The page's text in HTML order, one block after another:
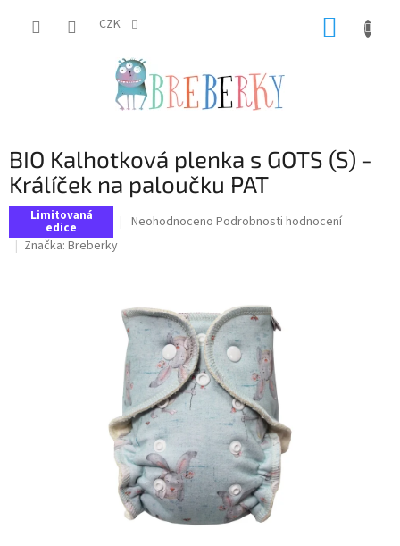
CZK
BIO Kalhotková plenka s GOTS (S) -
Králíček na paloučku PAT
Limitovaná
edice
Průměrné
z
5
hvězdiček.
Neohodnoceno Podrobnosti hodnocení
Značka: Breberky